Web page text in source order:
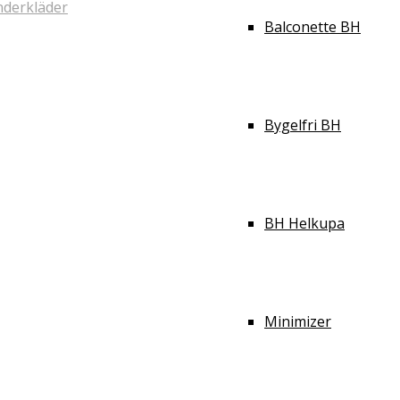
Balconette BH
Bygelfri BH
BH Helkupa
Minimizer